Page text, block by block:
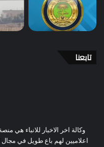
تابعنا
وكالة اخر الاخبار للانباء هي
اعلاميين لهم باع طويل في